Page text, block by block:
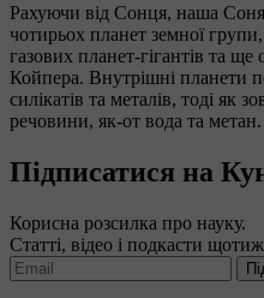
Рахуючи від Сонця, наша
чотирьох планет земної
газових планет-гігантів та ще
Койпера. Внутрішні планети
силікатів та металів, тоді як
речовини, як-от вода та метан.
Підписатися на
Корисна розсилка про науку.
Статті, відео і подкасти